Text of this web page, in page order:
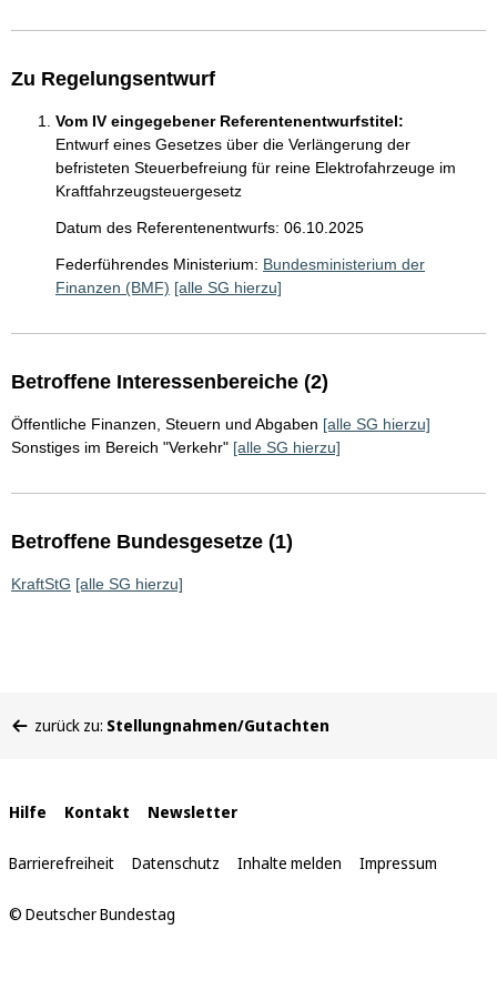
Zu Regelungsentwurf
Vom IV eingegebener Referentenentwurfstitel:
Entwurf eines Gesetzes über die Verlängerung der
befristeten Steuerbefreiung für reine Elektrofahrzeuge im
Kraftfahrzeugsteuergesetz
Datum des Referentenentwurfs: 06.10.2025
Federführendes Ministerium: Bundesministerium der
Finanzen (BMF) [alle SG hierzu]
Betroffene Interessenbereiche (2)
Öffentliche Finanzen, Steuern und Abgaben [alle SG hierzu]
Sonstiges im Bereich "Verkehr" [alle SG hierzu]
Betroffene Bundesgesetze (1)
KraftStG [alle SG hierzu]
befinden
zurück zu: Stellungnahmen/Gutachten
Interne
Links
Hilfe Kontakt Newsletter
Barrierefreiheit Datenschutz Inhalte melden Impressum
© Deutscher Bundestag